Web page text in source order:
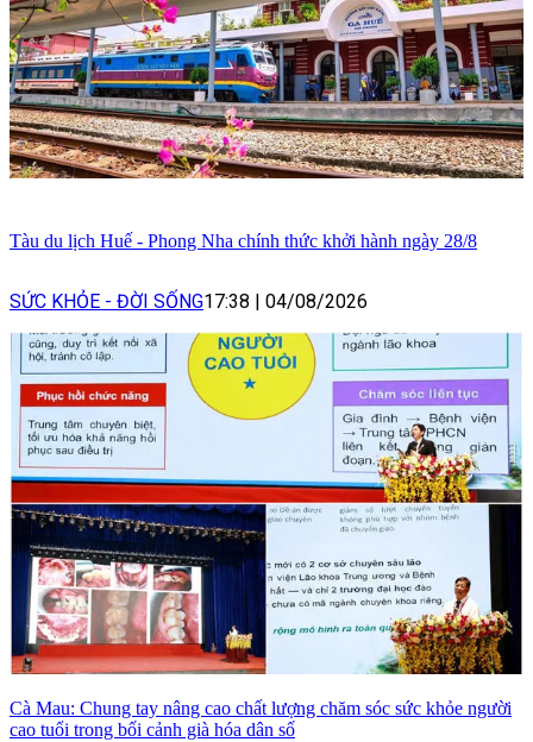
Tàu du lịch Huế - Phong Nha chính thức khởi hành ngày 28/8
SỨC KHỎE - ĐỜI SỐNG17:38 04/08/2026
Cà Mau: Chung tay nâng cao chất lượng chăm sóc sức khỏe người
cao tuổi trong bối cảnh già hóa dân số